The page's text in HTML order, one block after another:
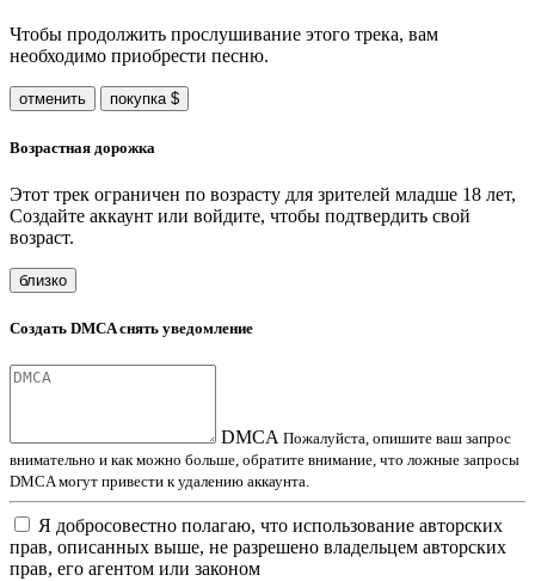
Чтобы продолжить прослушивание этого трека, вам
необходимо приобрести песню.
отменить покупка $
Возрастная дорожка
Этот трек ограничен по возрасту для зрителей младше 18 лет,
Создайте аккаунт или войдите, чтобы подтвердить свой
возраст.
близко
Создать DMCA снять уведомление
DMCA Пожалуйста, опишите ваш запрос
внимательно и как можно больше, обратите внимание, что ложные запросы
DMCA могут привести к удалению аккаунта.
Я добросовестно полагаю, что использование авторских
прав, описанных выше, не разрешено владельцем авторских
прав, его агентом или законом